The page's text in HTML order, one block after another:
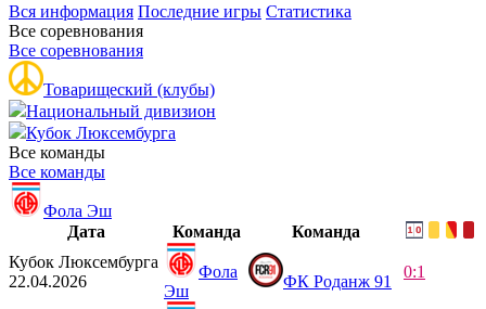
Вся информация Последние игры Статистика
Все соревнования
Все соревнования
Товарищеский (клубы)
Национальный дивизион
Кубок Люксембурга
Все команды
Все команды
Фола Эш
Дата
Команда
Команда
Кубок Люксембурга
22.04.2026
Фола
Эш
ФК Роданж 91
0:1